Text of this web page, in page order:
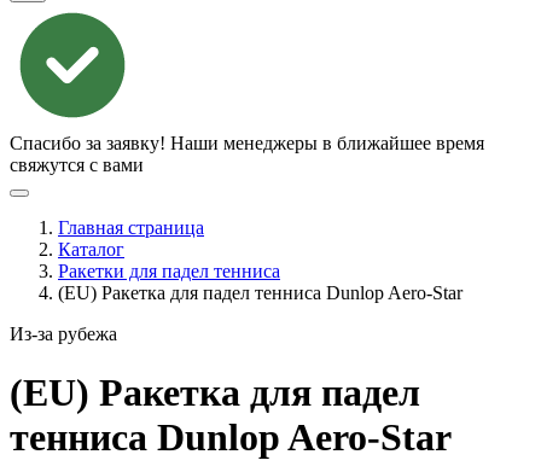
Спасибо за заявку! Наши менеджеры в ближайшее время
свяжутся с вами
Главная страница
Каталог
Ракетки для падел тенниса
(EU) Ракетка для падел тенниса Dunlop Aero-Star
Из-за рубежа
(EU) Ракетка для падел
тенниса DunlopAero-Star